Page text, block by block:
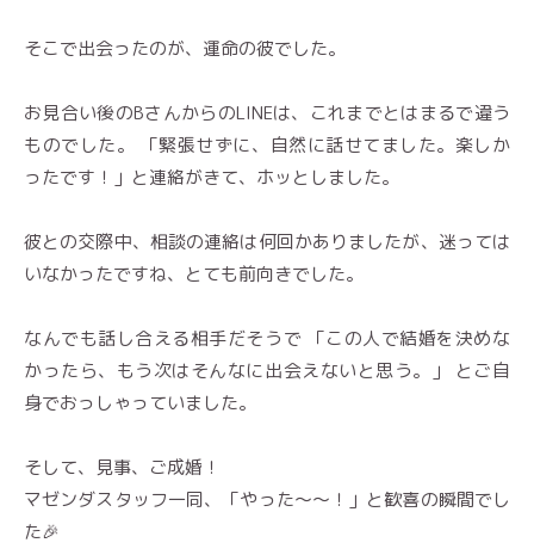
そこで出会ったのが、運命の彼でした。
お見合い後のBさんからのLINEは、これまでとはまるで違う
ものでした。 「緊張せずに、自然に話せてました。楽しか
ったです！」と連絡がきて、ホッとしました。
彼との交際中、相談の連絡は何回かありましたが、迷っては
いなかったですね、とても前向きでした。
なんでも話し合える相手だそうで 「この人で結婚を決めな
かったら、もう次はそんなに出会えないと思う。」 とご自
身でおっしゃっていました。
そして、見事、ご成婚！
マゼンダスタッフ一同、「やった〜〜！」と歓喜の瞬間でし
た🎉